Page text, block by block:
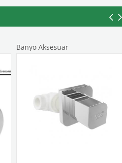
Banyo Aksesuar